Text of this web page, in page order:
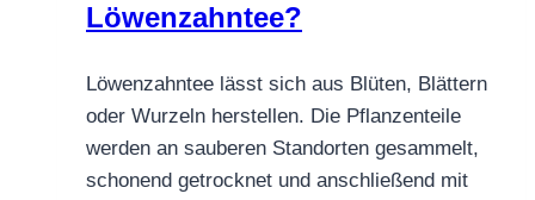
man
in
Südamerika
Löwenzahntee?
Löwenzahntee lässt sich aus Blüten, Blättern
oder Wurzeln herstellen. Die Pflanzenteile
werden an sauberen Standorten gesammelt,
schonend getrocknet und anschließend mit